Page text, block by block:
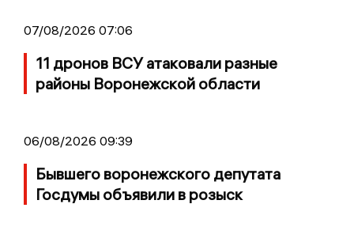
07/08/2026 07:06
11 дронов ВСУ атаковали разные
районы Воронежской области
06/08/2026 09:39
Бывшего воронежского депутата
Госдумы объявили в розыск